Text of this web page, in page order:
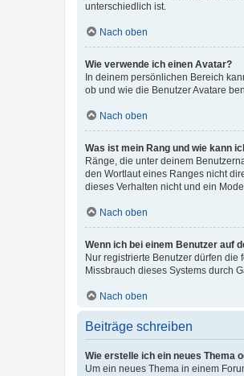
unterschiedlich ist.
Nach oben
Wie verwende ich einen Avatar?
In deinem persönlichen Bereich
ob und wie die Benutzer Avatare
Nach oben
Was ist mein Rang und wie kann
Ränge, die unter deinem
den Wortlaut eines Ranges nicht
dieses Verhalten nicht und ein
Nach oben
Wenn ich bei einem Benutzer auf
Nur registrierte Benutzer dürfen
Missbrauch dieses Systems durch
Nach oben
Beiträge schreiben
Wie erstelle ich ein neues Thema
Um ein neues Thema in einem